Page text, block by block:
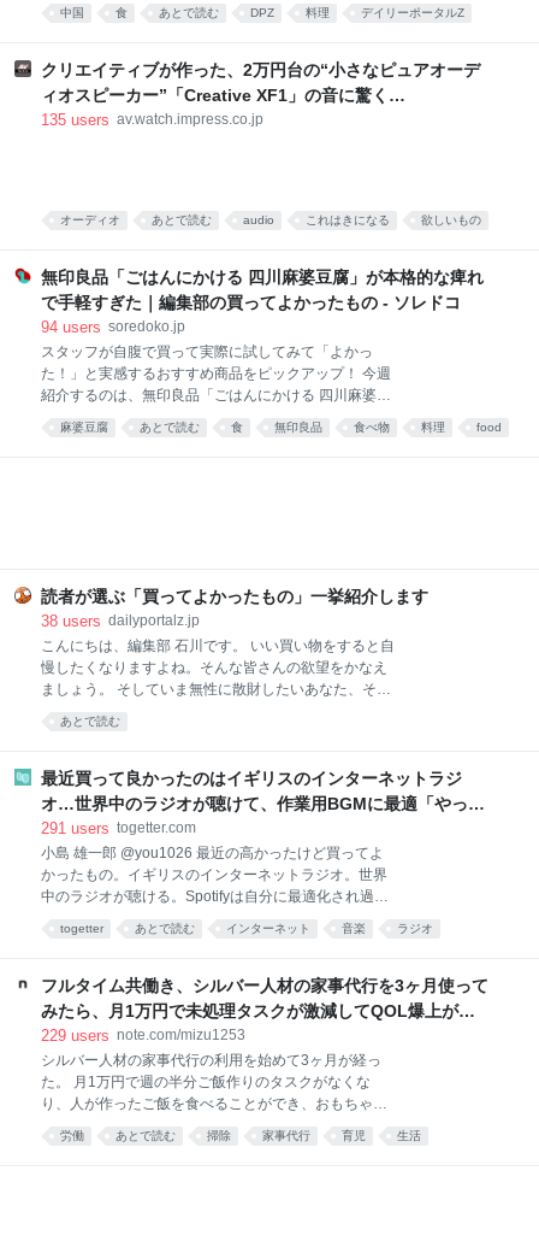
た、脳に直でうま味が届く調味料です。 そんな乾碟を
した。 真っ赤な小袋に入った粉 大学院生のころ、中国
の東北地方から来た留学生の女の子と仲良くなりまし
た。 彼女は辛い物が大好き。「日本には辛い食べ物が
ない」と、中国のショッピングサイト「淘宝」（タオ
キャラの描かれた、真っ赤な小袋をくれました。 なん
していなか
中国 食 あとで読む DPZ 料理 デイリーポータルZ
クリエイティブが作った、2万円台の“小さなピュアオーデ
ィオスピーカー”「Creative XF1」の音に驚く
[Sponsored]
135 users av.watch.impress.co.jp
オーディオ あとで読む audio これはきになる 欲しいもの
無印良品「ごはんにかける 四川麻婆豆腐」が本格的な痺れ
で手軽すぎた｜編集部の買ってよかったもの - ソレドコ
94 users soredoko.jp
スタッフが自腹で買って実際に試してみて「よかっ
た！」と実感するおすすめ商品をピックアップ！ 今週
紹介するのは、無印良品「ごはんにかける 四川麻婆豆
本格四川の味が楽しめます。暑くて料理が億劫な日
調理するのは、面倒くさい。特に夏は外出するのも調
理するのも暑くて億劫。そんなときでも、手軽に本格
麻婆豆腐が味わえるのがこちらの商品です。 熱湯で約
4〜5分あたためて（電子レンジであたためる場合は
500Wで約2分）、ご飯にかけるだけ。初めて食べたと
きは、正
麻婆豆腐 あとで読む 食 無印良品 食べ物 料理 food
読者が選ぶ「買ってよかったもの」一挙紹介します
38 users dailyportalz.jp
こんにちは、編集部 石川です。 いい買い物をすると自
慢したくなりますよね。そんな皆さんの欲望をかなえ
ましょう。 そしていま無性に散財したいあなた、そん
主義の手先となった我々人類にもたらされる癒しのひ
もの」です。 ただいまAmazonが7/13(月)いっぱいま
で、プライムデーの大型セール中（現在は先行セー
ル）なので、琴線に触れた方はどしどしお買い求めく
ださい。 ※このページのリンクからご購入いただくと
一部収益がサイトに還元され運営費になります。あり
がとうございます！
あとで読む
最近買って良かったのはイギリスのインターネットラジ
オ…世界中のラジオが聴けて、作業用BGMに最適「やっぱ
り物理的な機械」「この質感で鎮座してくれるのがいい」
291 users togetter.com
小島 雄一郎 @you1026 最近の高かったけど買ってよ
かったもの。イギリスのインターネットラジオ。世界
中のラジオが聴ける。Spotifyは自分に最適化され過ぎ
と、その国の雰囲気とかと一緒に音楽が流れてくる。
こっちがいい。 pic.x.com/Qf4rbfrpij 2026-06-28
10:48:11
togetter あとで読む インターネット 音楽 ラジオ
フルタイム共働き、シルバー人材の家事代行を3ヶ月使って
みたら、月1万円で未処理タスクが激減してQOL爆上がり
した話。｜みず
229 users note.com/mizu1253
シルバー人材の家事代行の利用を始めて3ヶ月が経っ
た。 月1万円で週の半分ご飯作りのタスクがなくな
り、人が作ったご飯を食べることができ、おもちゃが
なくなり、トイレ掃除は頻度が半分くらいになった。
労働 あとで読む 掃除 家事代行 育児 生活